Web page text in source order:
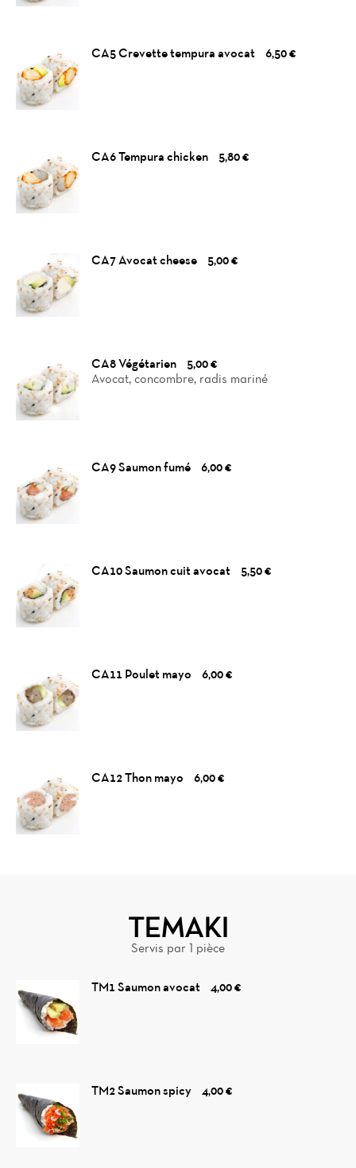
CA5 Crevette tempura avocat 6,50 €
CA6 Tempura chicken 5,80 €
CA7 Avocat cheese 5,00 €
CA8 Végétarien
5,00 €
Avocat, concombre, radis mariné
CA9 Saumon fumé 6,00 €
CA10 Saumon cuit avocat 5,50 €
CA11 Poulet mayo 6,00 €
CA12 Thon mayo 6,00 €
TEMAKI
Servis par 1 pièce
TM1 Saumon avocat 4,00 €
TM2 Saumon spicy 4,00 €
News